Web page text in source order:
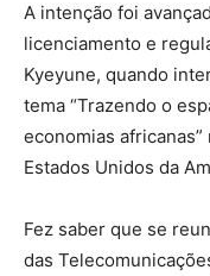
A intenção foi
licenciamento e
Kyeyune, quando
tema “Trazendo o
economias
Estados Unidos da
Fez saber que se
das